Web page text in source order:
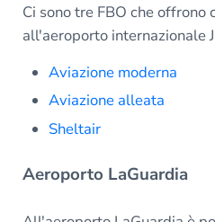
Ci sono tre FBO che offrono
all'aeroporto internazionale
Aviazione moderna
Aviazione alleata
Sheltair
Aeroporto LaGuardia